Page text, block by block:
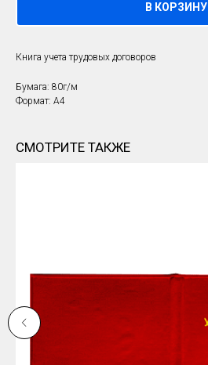
В КОРЗИНУ
Книга учета трудовых договоров
Бумага: 80г/м
Формат: А4
СМОТРИТЕ ТАКЖЕ